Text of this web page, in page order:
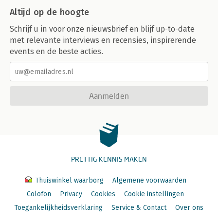
Altijd op de hoogte
Schrijf u in voor onze nieuwsbrief en blijf up-to-date
met relevante interviews en recensies, inspirerende
events en de beste acties.
Aanmelden
PRETTIG KENNIS MAKEN
Thuiswinkel waarborg
Algemene voorwaarden
Colofon
Privacy Cookies
Cookie instellingen
Toegankelijkheidsverklaring
Service & Contact Over ons